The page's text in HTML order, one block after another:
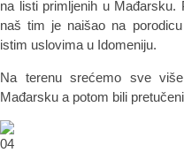
na listi primljenih u
naš tim je naišao na
istim uslovima u Idomeniju.
Na terenu srećemo sve
Mađarsku a potom bili